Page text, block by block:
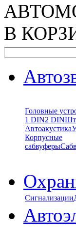
В
Головные
1 DIN2 DIN
Автоакустика
Корпусные
сабвуферы
Сигнализации